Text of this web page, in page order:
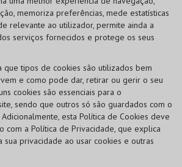
memoriza preferências, mede estatísticas
relevante ao utilizador, permite ainda a
serviços fornecidos e protege os seus
que tipos de cookies são utilizados bem
e como pode dar, retirar ou gerir o seu
cookies são essenciais para o
sendo que outros só são guardados com o
esta Política de Cookies deve
com a Política de Privacidade, que explica
privacidade ao usar cookies e outras